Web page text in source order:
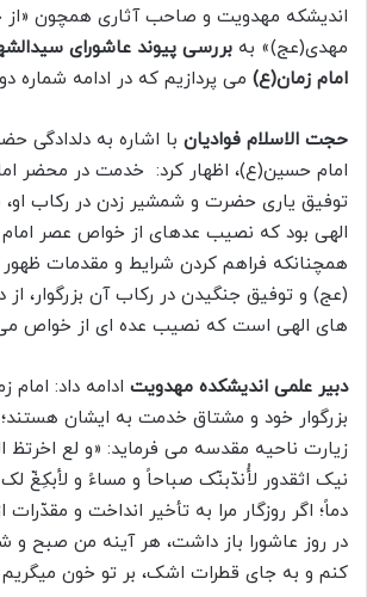
اندیشکه مهدویت و صاحب آثاری همچون
مهدی(عج)» به بررسی پیوند عاشورای
امام زمان(ع) می پردازیم که در ادامه شماره
حجت الاسلام فوادیان با اشاره به دلدادگی
امام حسین(ع)، اظهار کرد: خدمت در محضر
توفیق یاری حضرت و شمشیر زدن در رکاب او،
الهی بود که نصیب عده‏ای از خواص عصر
همچنان‏که فراهم کردن شرایط و مقدمات
(عج) و توفیق جنگیدن در رکاب آن بزرگوار،
‏های الهی است که نصیب عده ‏ای از خواص
دبیر علمی اندیشکده مهدویت ادامه داد:
بزرگوار خود و مشتاق خدمت به ایشان
زیارت ناحیه مقدسه می ‏فرماید: «و لع اخرتظ
نیک اثقدور لأُندّبنّک صباحاً و مساءً و لأبکِغّ
دماً؛ اگر روزگار مرا به تأخیر انداخت و
در روز عاشورا باز داشت، هر آینه من صبح و
کنم و به جای قطرات اشک، بر تو خون